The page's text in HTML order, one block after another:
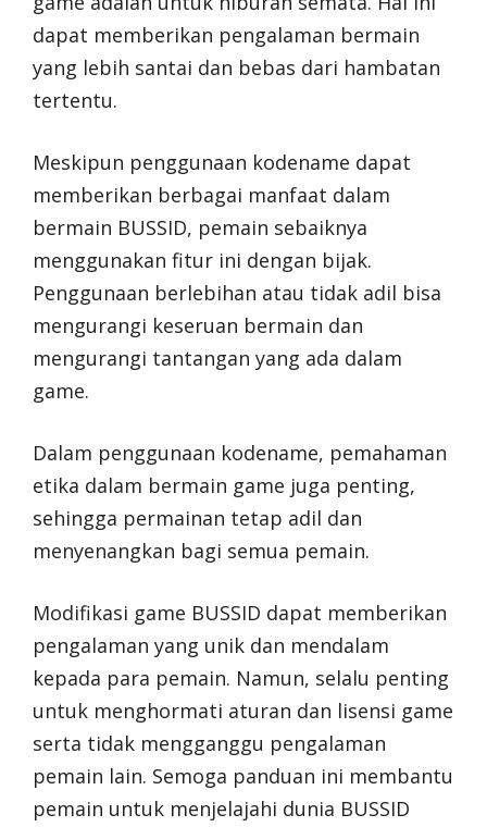
dapat memberikan pengalaman bermain
yang lebih santai dan bebas dari hambatan
tertentu.
Meskipun penggunaan kodename dapat
memberikan berbagai manfaat dalam
bermain BUSSID, pemain sebaiknya
menggunakan fitur ini dengan bijak.
Penggunaan berlebihan atau tidak adil bisa
mengurangi keseruan bermain dan
mengurangi tantangan yang ada dalam
game.
Dalam penggunaan kodename, pemahaman
etika dalam bermain game juga penting,
sehingga permainan tetap adil dan
menyenangkan bagi semua pemain.
Modifikasi game BUSSID dapat memberikan
pengalaman yang unik dan mendalam
kepada para pemain. Namun, selalu penting
untuk menghormati aturan dan lisensi game
serta tidak mengganggu pengalaman
pemain lain. Semoga panduan ini membantu
pemain untuk menjelajahi dunia BUSSID